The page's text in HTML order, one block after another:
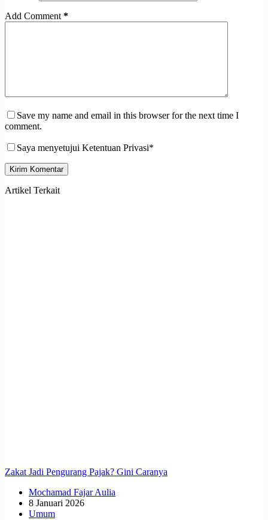
Add Comment *
Save my name and email in this browser for the next time I
comment.
Saya menyetujui Ketentuan Privasi*
Kirim Komentar
Artikel Terkait
Zakat Jadi Pengurang Pajak? Gini Caranya
Mochamad Fajar Aulia
8 Januari 2026
Umum